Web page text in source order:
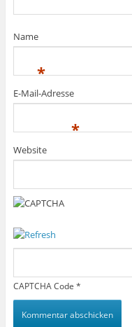
Name
*
E-Mail-Adresse
*
Website
CAPTCHA Code *